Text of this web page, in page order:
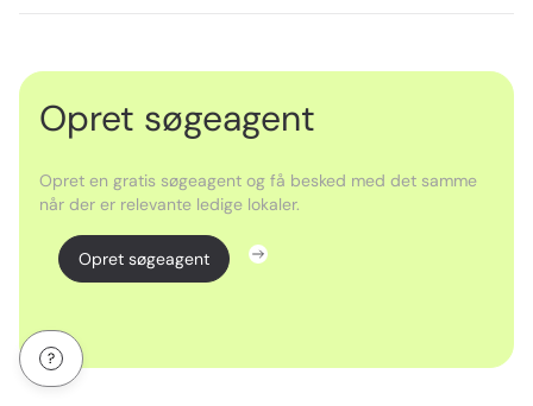
Opret søgeagent
Opret en gratis søgeagent og få besked med det samme
når der er relevante ledige lokaler.
Opret søgeagent